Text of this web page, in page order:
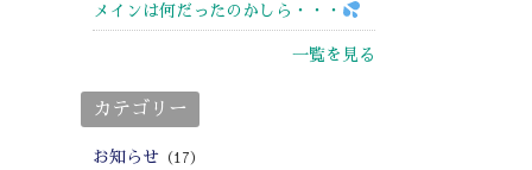
メインは何だったのかしら・・・
一覧を見る
カテゴリー
お知らせ（17）